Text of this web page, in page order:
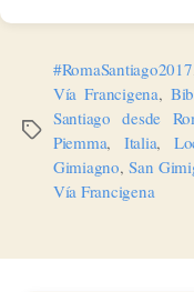
Etiquetas
#RomaSantiago2017
Vía Francigena,
Santiago desde
Piemma, Italia,
Gimiagno,San
Vía Francigena